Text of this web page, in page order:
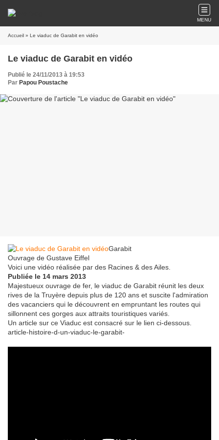
MENU
Accueil » Le viaduc de Garabit en vidéo
Le viaduc de Garabit en vidéo
Publié le 24/11/2013 à 19:53
Par Papou Poustache
Garabit
Ouvrage de Gustave Eiffel
Voici une vidéo réalisée par des Racines & des Ailes.
Publiée le 14 mars 2013
Majestueux ouvrage de fer, le viaduc de Garabit réunit les deux
rives de la Truyère depuis plus de 120 ans et suscite l'admiration
des vacanciers qui le découvrent en empruntant les routes qui
sillonnent ces gorges aux attraits touristiques variés.
Un article sur ce Viaduc est consacré sur le lien ci-dessous.
article-histoire-d-un-viaduc-le-garabit-